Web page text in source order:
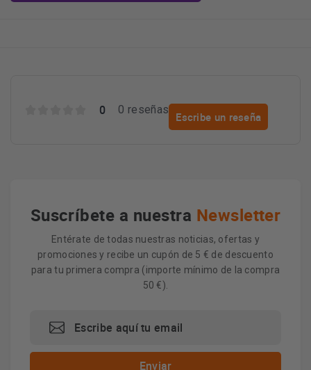
0 0 reseñas
Escribe un reseña
Suscríbete a nuestra Newsletter
Entérate de todas nuestras noticias, ofertas y
promociones y recibe un cupón de 5 € de descuento
para tu primera compra (importe mínimo de la compra
50 €).